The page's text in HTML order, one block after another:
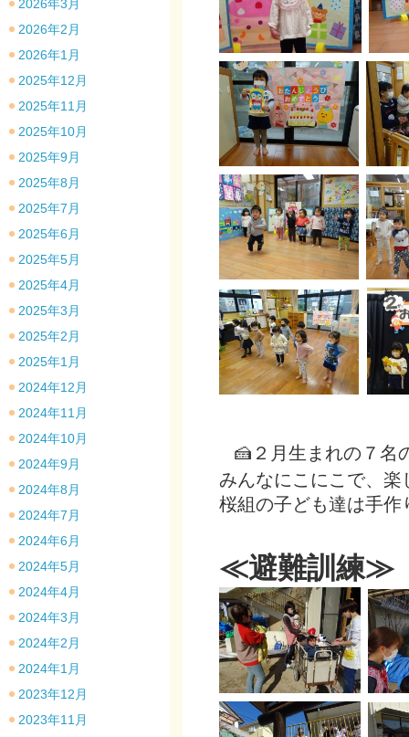
🍰２月生まれの７名
みんなにこにこで、楽
桜組の子ども達は手
≪避難訓練≫
2026年3月
2026年2月
2026年1月
2025年12月
2025年11月
2025年10月
2025年9月
2025年8月
2025年7月
2025年6月
2025年5月
2025年4月
2025年3月
2025年2月
2025年1月
2024年12月
2024年11月
2024年10月
2024年9月
2024年8月
2024年7月
2024年6月
2024年5月
2024年4月
2024年3月
2024年2月
2024年1月
2023年12月
2023年11月